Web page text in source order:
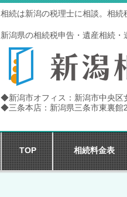
相続は新潟の税理士に相談。相続
新潟県の相続税申告・遺産相続
◆新潟市オフィス：新潟市中央区
◆三条本店：新潟県三条市東裏館
TOP 相続料金表